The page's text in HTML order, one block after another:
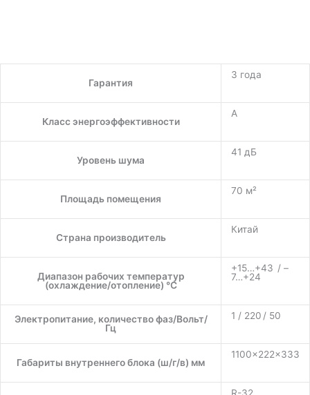
Гарантия
3 года
Класс энергоэффективности
A
Уровень шума
41 дБ
Площадь помещения
70 м²
Страна производитель
Китай
Диапазон рабочих температур
(охлаждение/отопление) °C
+15…+43 / –
7…+24
Электропитание, количество фаз/Вольт/
Гц
1 / 220 / 50
Габариты внутреннего блока (ш/г/в) мм
1100×222×333
R-32